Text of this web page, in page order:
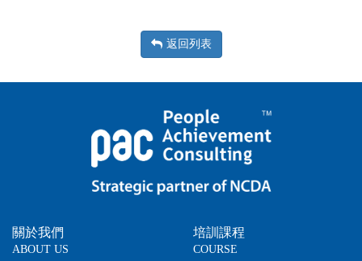
返回列表
關於我們
ABOUT US
培訓課程
COURSE